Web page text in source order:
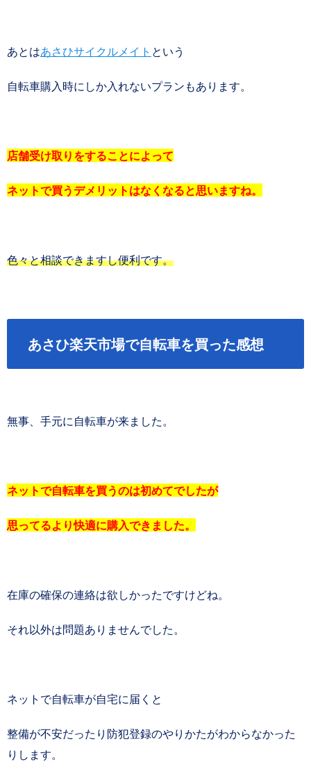
あとはあさひサイクルメイト という
自転車購入時にしか入れないプランもあります。
店舗受け取りをすることによって
ネットで買うデメリットはなくなると思いますね。
色々と相談できますし便利です。
あさひ楽天市場で自転車を買った感想
無事、手元に自転車が来ました。
ネットで自転車を買うのは初めてでしたが
思ってるより快適に購入できました。
在庫の確保の連絡は欲しかったですけどね。
それ以外は問題ありませんでした。
ネットで自転車が自宅に届くと
整備が不安だったり防犯登録のやりかたがわからなかった
りします。